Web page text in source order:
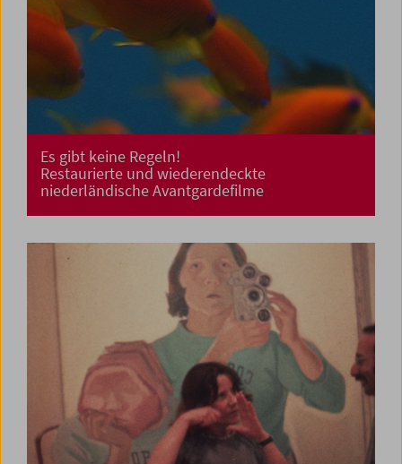
Es gibt keine Regeln!
Restaurierte und wiederendeckte
niederländische Avantgardefilme